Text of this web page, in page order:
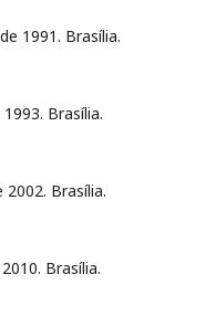
1991. Brasília.
1993. Brasília.
2002. Brasília.
2010. Brasília.